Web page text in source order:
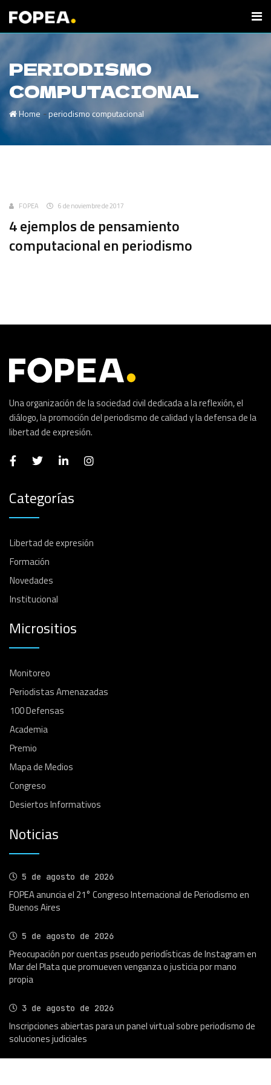
PERIODISMO
COMPUTACIONAL
Home -periodismo computacional
Uncategorized
FOPEA 6 de noviembre de 2017
4 ejemplos de pensamiento
computacional en periodismo
Una organización de la sociedad civil dedicada a la reflexión, el
diálogo, la promoción del periodismo de calidad y la defensa de la
libertad de expresión.
Categorías
Libertad de expresión
Formación
Novedades
Institucional
Micrositios
Monitoreo
Periodistas Amenazadas
100 Defensas
Academia
Premio
Mapa de Medios
Congreso
Desiertos Informativos
Noticias
5 de agosto de 2026
FOPEA anuncia el 21° Congreso Internacional de Periodismo en
Buenos Aires
5 de agosto de 2026
Preocupación por cuentas pseudo periodísticas de Instagram en
Mar del Plata que promueven venganza o justicia por mano
propia
3 de agosto de 2026
Inscripciones abiertas para un panel virtual sobre periodismo de
soluciones judiciales